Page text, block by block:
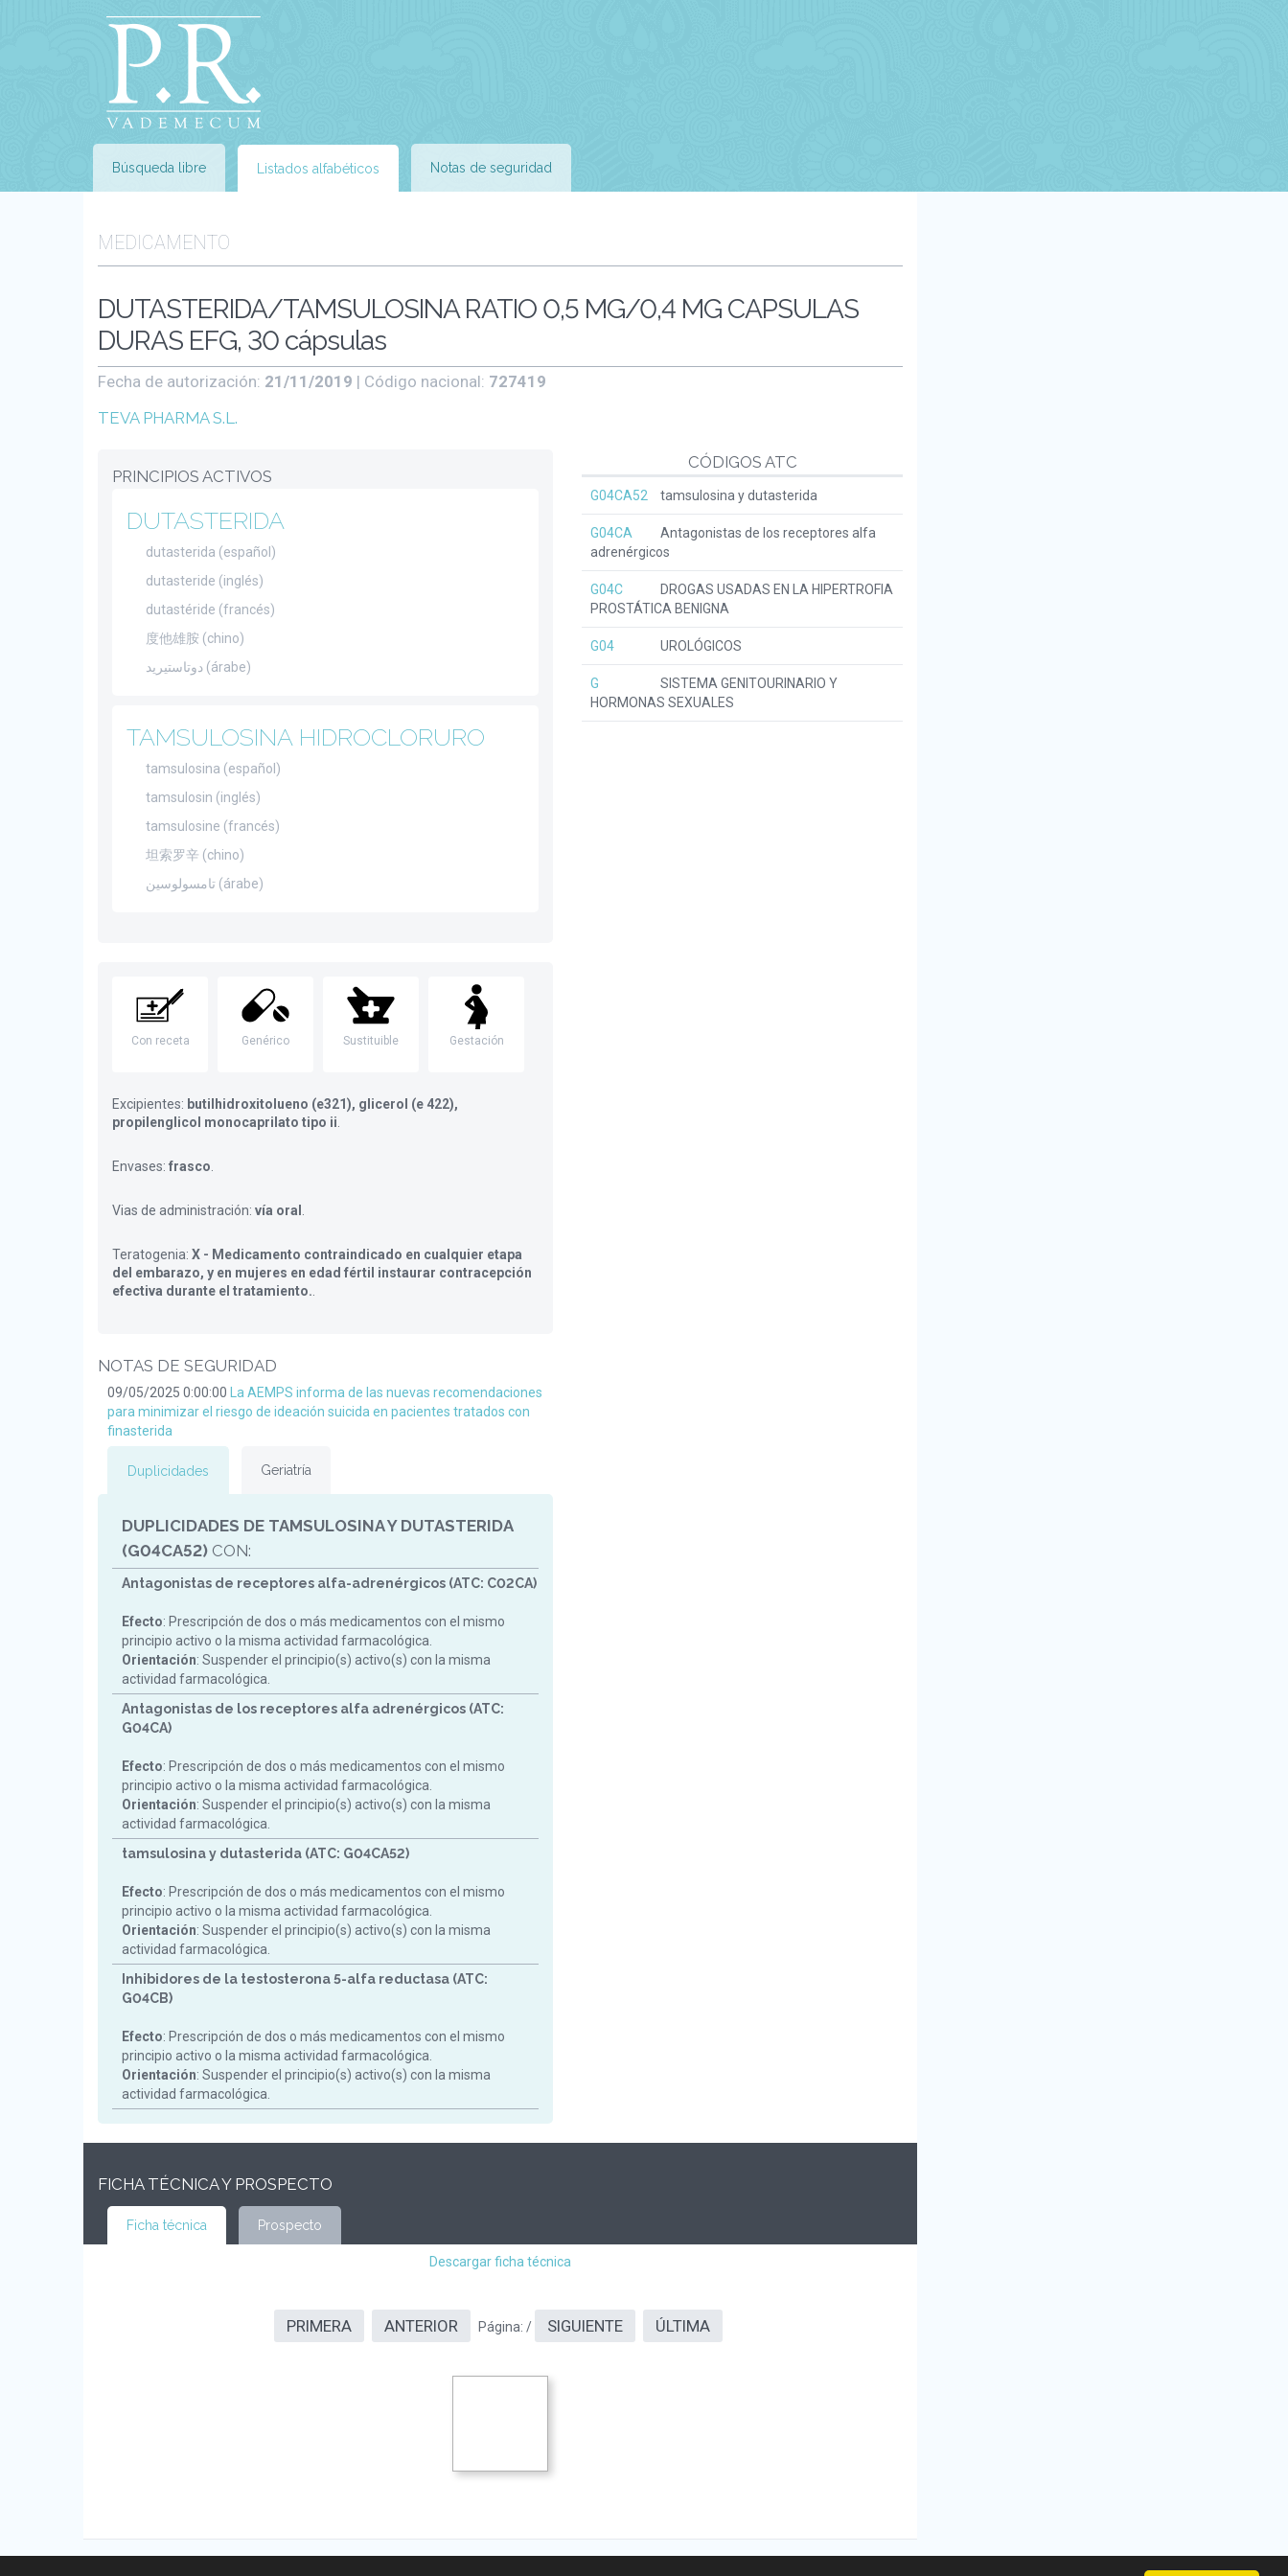
Búsqueda libre Listados alfabéticos Notas de seguridad
MEDICAMENTO
DUTASTERIDA/TAMSULOSINA RATIO 0,5 MG/0,4 MG CAPSULAS
DURAS EFG, 30 cápsulas
Fecha de autorización: 21/11/2019 | Código nacional: 727419
TEVA PHARMA S.L.
CÓDIGOS ATC
G04CA52 tamsulosina y dutasterida
G04CA
Antagonistas de los receptores alfa
adrenérgicos
G04C
DROGAS USADAS EN LA HIPERTROFIA
PROSTÁTICA BENIGNA
G04 UROLÓGICOS
G
SISTEMA GENITOURINARIO Y
HORMONAS SEXUALES
PRINCIPIOS ACTIVOS
DUTASTERIDA
dutasterida (español)
dutasteride (inglés)
dutastéride (francés)
度他雄胺 (chino)
دوتاستيريد (árabe)
TAMSULOSINA HIDROCLORURO
tamsulosina (español)
tamsulosin (inglés)
tamsulosine (francés)
坦索罗辛 (chino)
تامسولوسين (árabe)
Con receta Genérico Sustituible Gestación
Excipientes: butilhidroxitolueno (e321), glicerol (e 422),
propilenglicol monocaprilato tipo ii
Envases: frasco
Vias de administración: vía oral
Teratogenia: X - Medicamento contraindicado en cualquier etapa
del embarazo, y en mujeres en edad fértil instaurar contracepción
efectiva durante el tratamiento.
NOTAS DE SEGURIDAD
09/05/2025 0:00:00
La AEMPS informa de las nuevas recomendaciones
para minimizar el riesgo de ideación suicida en pacientes tratados con
finasterida
Duplicidades Geriatría
DUPLICIDADES DE TAMSULOSINA Y DUTASTERIDA
(G04CA52) CON:
Antagonistas de receptores alfa-adrenérgicos (ATC: C02CA)
Efecto: Prescripción de dos o más medicamentos con el mismo
principio activo o la misma actividad farmacológica.
Orientación: Suspender el principio(s) activo(s) con la misma
actividad farmacológica.
Antagonistas de los receptores alfa adrenérgicos (ATC:
G04CA)
Efecto: Prescripción de dos o más medicamentos con el mismo
principio activo o la misma actividad farmacológica.
Orientación: Suspender el principio(s) activo(s) con la misma
actividad farmacológica.
tamsulosina y dutasterida (ATC: G04CA52)
Efecto: Prescripción de dos o más medicamentos con el mismo
principio activo o la misma actividad farmacológica.
Orientación: Suspender el principio(s) activo(s) con la misma
actividad farmacológica.
Inhibidores de la testosterona 5-alfa reductasa (ATC:
G04CB)
Efecto: Prescripción de dos o más medicamentos con el mismo
principio activo o la misma actividad farmacológica.
Orientación: Suspender el principio(s) activo(s) con la misma
actividad farmacológica.
FICHA TÉCNICA Y PROSPECTO
Ficha técnica Prospecto
Descargar ficha técnica
PRIMERA ANTERIOR Página: / SIGUIENTE ÚLTIMA